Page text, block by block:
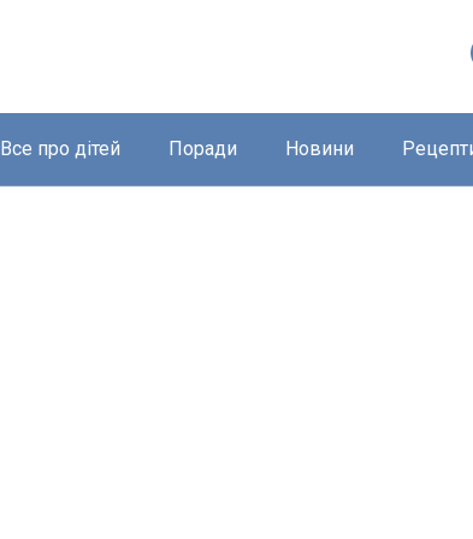
Все про дітей Поради Новини